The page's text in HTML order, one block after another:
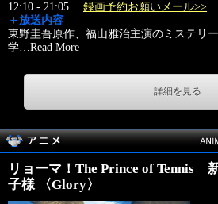
12:10 - 21:05 録画予約お願いメール>>
＋放送内容
東野圭吾原作、福山雅治主演のミステリ
学…Read More
詳細を見る
リョーマ！The Prince of Tennis
子様 〈Glory〉